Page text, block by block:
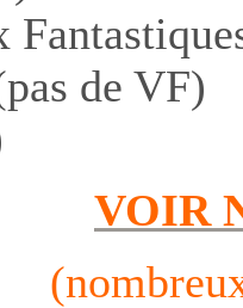
de VF)
VOIR